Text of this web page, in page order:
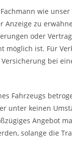
wie
zu
oder
ist. Für
bei
Fahrzeugs
unter keinen
Angebot
solange die